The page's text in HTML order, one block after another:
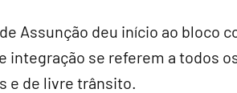
Assunção deu início ao bloco
integração se referem a todos
e de livre trânsito.